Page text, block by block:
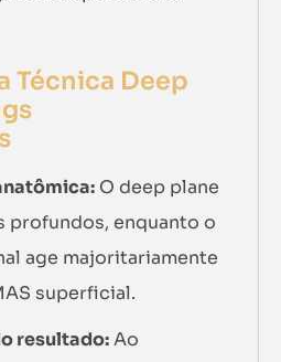
Técnica Deep
O deep plane
profundos, enquanto o
age majoritariamente
superficial.
resultado:Ao